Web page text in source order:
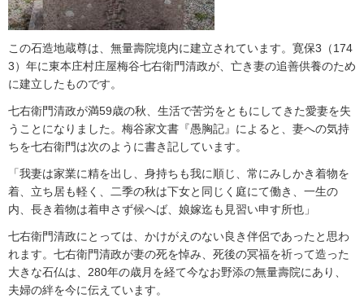
この石造地蔵尊は、無量壽院境内に建立されています。寛保3（174
3）年に東本庄村庄屋梅谷七右衛門清政が、亡き妻の追善供養のため
に建立したものです。
七右衛門清政が満59歳の秋、生活で苦労をともにしてきた愛妻を失
うことになりました。梅谷家文書『愚胸記』によると、妻への気持
ちを七右衛門は次のように書き記しています。
「我妻は家業に精を出し、身持ちも我に順じ、常にみしかき着物を
着、立ち居も軽く、二季の秋は下女と同じく庭にて働き、一生の
内、長き着物は着申さず候へば、娘嫁迄も見習い申す所也」
七右衛門清政にとっては、かけがえのない良き伴侶であったと思わ
れます。七右衛門清政が妻の死を悼み、死後の冥福を祈って造った
大きな石仏は、280年の歳月を経て今なお野添の無量壽院にあり、
夫婦の絆を今に伝えています。